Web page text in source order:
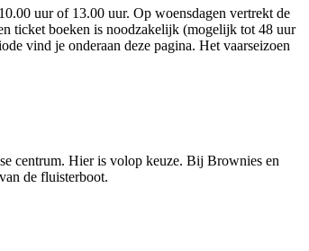
uur of 13.00 uur. Op woensdagen vertrekt de
ticket boeken is noodzakelijk (mogelijk tot 48 uur
vind je onderaan deze pagina. Het vaarseizoen
centrum. Hier is volop keuze. Bij Brownies en
de fluisterboot.